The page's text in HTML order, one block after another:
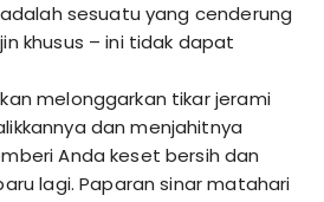
sesuatu yang cenderung
khusus – ini tidak dapat
melonggarkan tikar jerami
dan menjahitnya
Anda keset bersih dan
lagi. Paparan sinar matahari